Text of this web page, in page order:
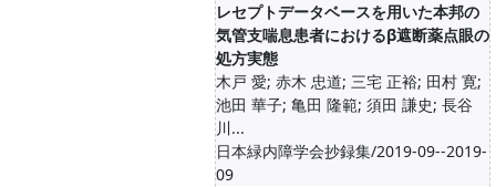
レセプトデータベースを用いた本邦の
気管支喘息患者におけるβ遮断薬点眼の
処方実態
木戸 愛; 赤木 忠道; 三宅 正裕; 田村 寛;
池田 華子; 亀田 隆範; 須田 謙史; 長谷
川...
日本緑内障学会抄録集/2019-09--2019-
09